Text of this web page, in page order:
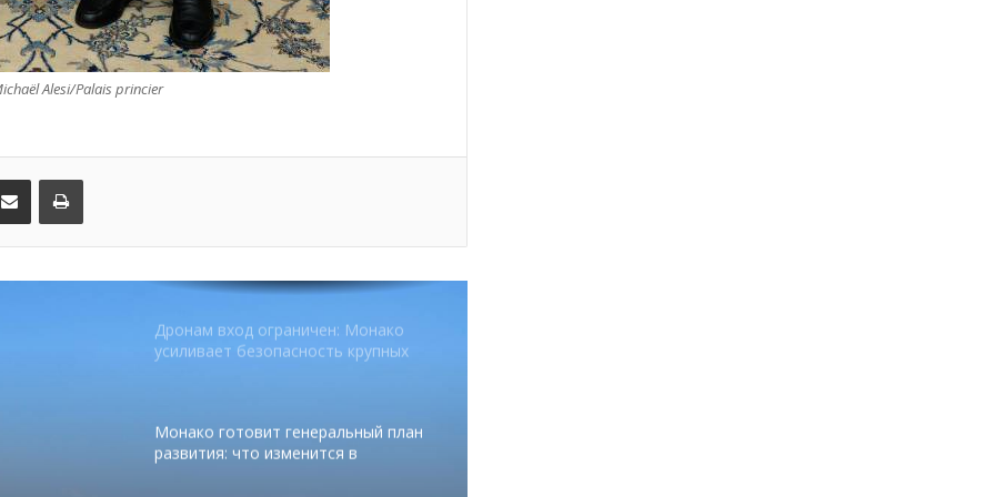
Alesi/Palais princier
Поделиться по электронной почте Распечатать
В Монако раскрыли мошенничество
с драгоценностями на сумму свыше
€1 млн
усиливает безопасность крупных
Монако готовит генеральный план
развития: что изменится в
Благотворительный забег в Монако
помог детям на пяти континентах